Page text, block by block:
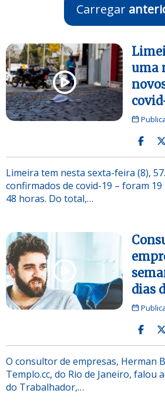
Carregar
uma
Limeira tem nesta sexta-feira (8),
confirmados de covid-19 – foram
48 horas. Do total,…
dias
O consultor de empresas, Herman
Templo.cc, do Rio de Janeiro, falou
do Trabalhador,…